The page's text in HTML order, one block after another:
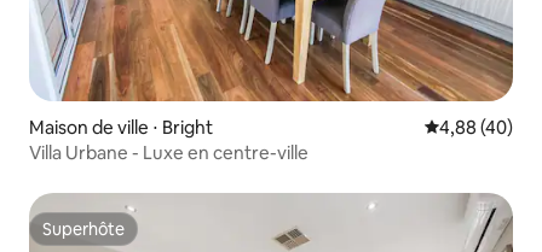
Maison de ville ⋅ Bright Évaluation
4,88 (40)
Villa Urbane - Luxe en centre-ville
Superhôte
Superhôte